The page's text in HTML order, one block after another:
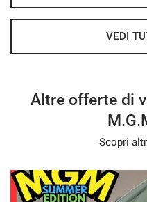
restituzione immediata nel
consegna,
Possibilità di estensione
VEDI
Altre offerte di
Scopri